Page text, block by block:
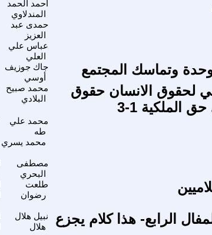
احمد الحمد
المندلاوي
حمدى عبد
العزيز
عباس علي
العلي
جاك جوزيف
أوسي
وحدة وتماسك المجتمع
محمد صبيح
البلادي
لحقوق الانسان حقوق
الملكية 1-3
محمد علي
طه
محمد يسري
مصطفى
البحري
طلعت
رضوان
نبيل هلال
هلال
الرابع- هذا كلام يجزع